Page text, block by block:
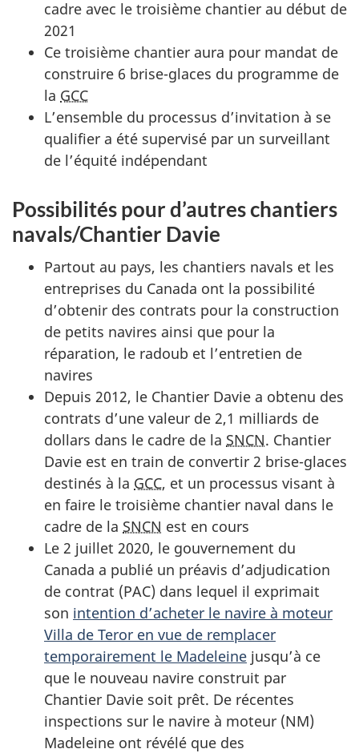
cadre avec le troisième chantier au début de
2021
Ce troisième chantier aura pour mandat de
construire 6 brise-glaces du programme de
la GCC
L’ensemble du processus d’invitation à se
qualifier a été supervisé par un surveillant
de l’équité indépendant
Possibilités pour d’autres chantiers
navals/Chantier Davie
Partout au pays, les chantiers navals et les
entreprises du Canada ont la possibilité
d’obtenir des contrats pour la construction
de petits navires ainsi que pour la
réparation, le radoub et l’entretien de
navires
Depuis 2012, le Chantier Davie a obtenu des
contrats d’une valeur de 2,1 milliards de
dollars dans le cadre de la SNCN. Chantier
Davie est en train de convertir 2 brise-glaces
destinés à la GCC, et un processus visant à
en faire le troisième chantier naval dans le
cadre de la SNCN est en cours
Le 2 juillet 2020, le gouvernement du
Canada a publié un préavis d’adjudication
de contrat (PAC) dans lequel il exprimait
son intention d’acheter le navire à moteur
Villa de Teror en vue de remplacer
temporairement le Madeleine jusqu’à ce
que le nouveau navire construit par
Chantier Davie soit prêt. De récentes
inspections sur le navire à moteur (NM)
Madeleine ont révélé que des